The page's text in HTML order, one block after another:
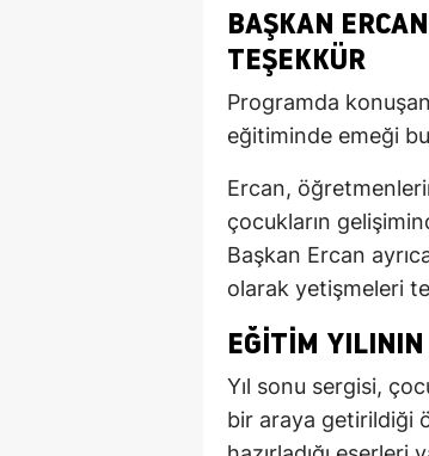
BAŞKAN
TEŞEKKÜR
Programda
eğitiminde emeği
Ercan,
çocukların
Başkan Ercan
olarak yetişmeleri
EĞITIM YILININ
Yıl sonu sergisi,
bir araya getirildiği